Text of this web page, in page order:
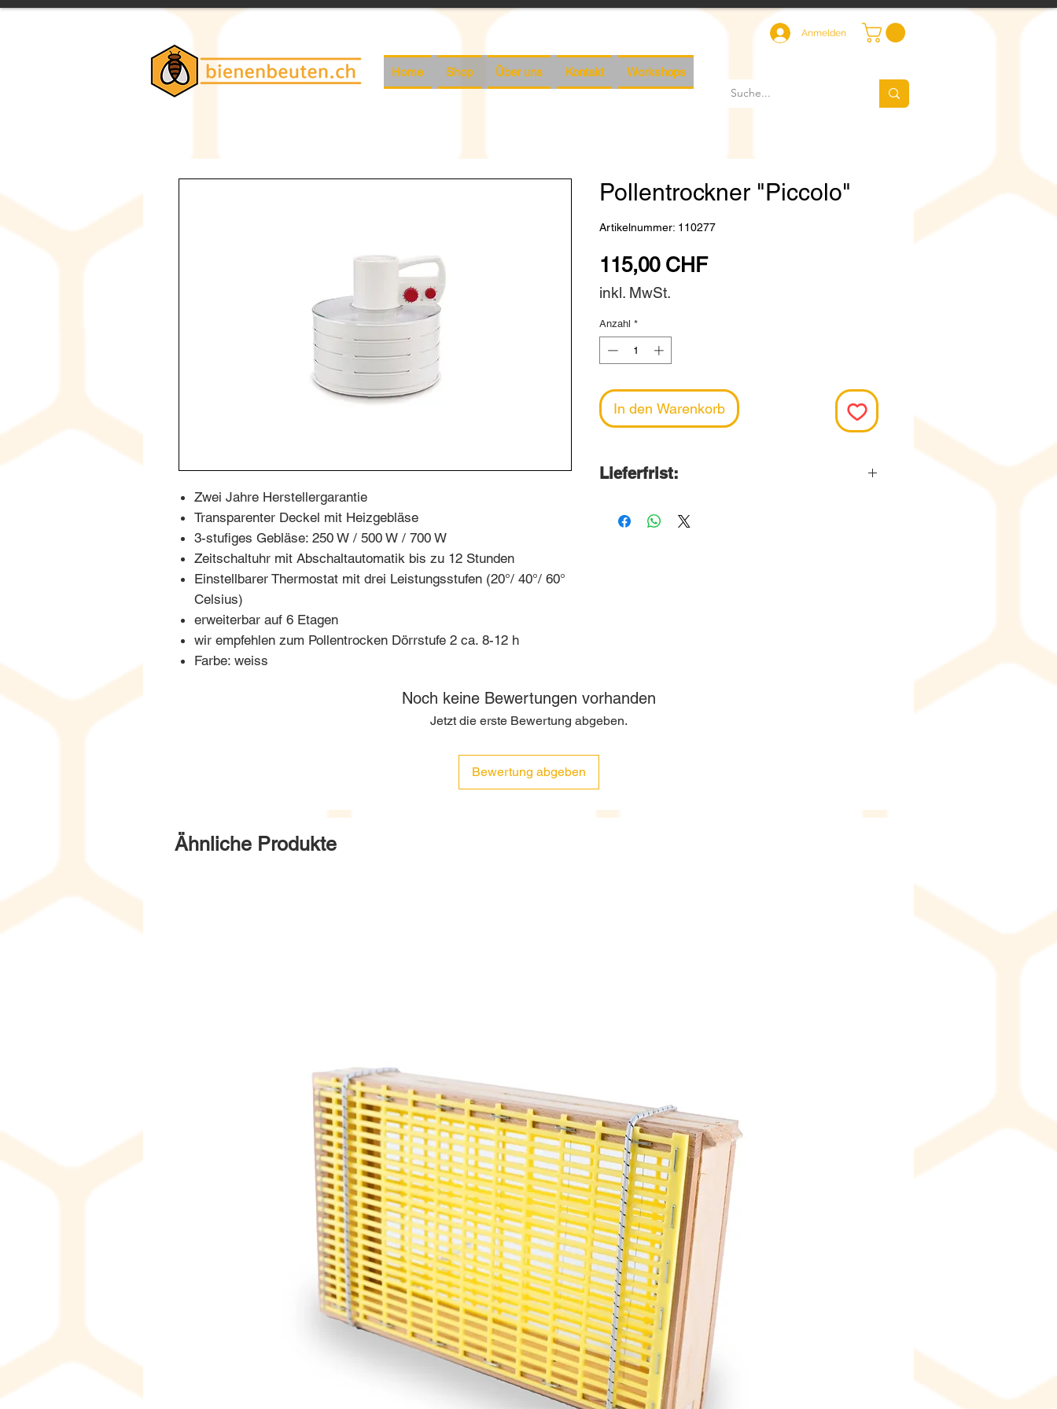
Anmelden
Home Shop Über uns Kontakt Workshops
Zwei Jahre Herstellergarantie
Transparenter Deckel mit Heizgebläse
3-stufiges Gebläse: 250 W / 500 W / 700 W
Zeitschaltuhr mit Abschaltautomatik bis zu 12 Stunden
Einstellbarer Thermostat mit drei Leistungsstufen (20°/ 40°/ 60°
Celsius)
erweiterbar auf 6 Etagen
wir empfehlen zum Pollentrocken Dörrstufe 2 ca. 8-12 h
Farbe: weiss
Pollentrockner "Piccolo"
Artikelnummer: 110277
115,00 CHFPreis
inkl. MwSt.
Anzahl *
In den Warenkorb
Lieferfrist:
Wir bestellen diese Produkte jeweils
Noch keine Bewertungen vorhanden
Jetzt die erste Bewertung abgeben.
Bewertung abgeben
Ähnliche Produkte